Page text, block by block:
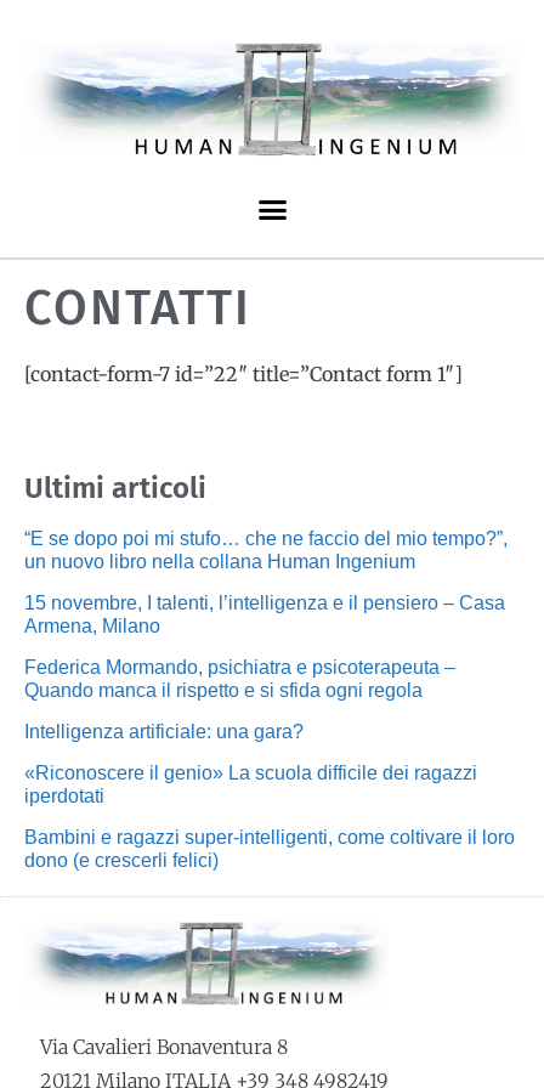
CONTATTI
[contact-form-7 id=”22″ title=”Contact form 1″]
Ultimi articoli
“E se dopo poi mi stufo… che ne faccio del mio tempo?”,
un nuovo libro nella collana Human Ingenium
15 novembre, I talenti, l’intelligenza e il pensiero – Casa
Armena, Milano
Federica Mormando, psichiatra e psicoterapeuta –
Quando manca il rispetto e si sfida ogni regola
Intelligenza artificiale: una gara?
«Riconoscere il genio» La scuola difficile dei ragazzi
iperdotati
Bambini e ragazzi super-intelligenti, come coltivare il loro
dono (e crescerli felici)
Via Cavalieri Bonaventura 8
20121 Milano ITALIA +39 348 4982419